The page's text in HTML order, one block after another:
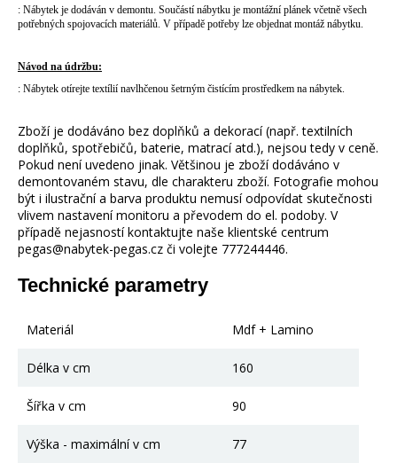
: Nábytek je dodáván v demontu. Součástí nábytku je montážní plánek včetně všech
potřebných spojovacích materiálů. V případě potřeby lze objednat montáž nábytku.
Návod na údržbu:
: Nábytek otírejte textílií navlhčenou šetrným čistícím prostředkem na nábytek.
Zboží je dodáváno bez doplňků a dekorací (např. textilních
doplňků, spotřebičů, baterie, matrací atd.), nejsou tedy v ceně.
Pokud není uvedeno jinak. Většinou je zboží dodáváno v
demontovaném stavu, dle charakteru zboží. Fotografie mohou
být i ilustrační a barva produktu nemusí odpovídat skutečnosti
vlivem nastavení monitoru a převodem do el. podoby. V
případě nejasností kontaktujte naše klientské centrum
pegas@nabytek-pegas.cz či volejte 777244446.
Technické parametry
Materiál Mdf + Lamino
Délka v cm 160
Šířka v cm 90
Výška - maximální v cm 77